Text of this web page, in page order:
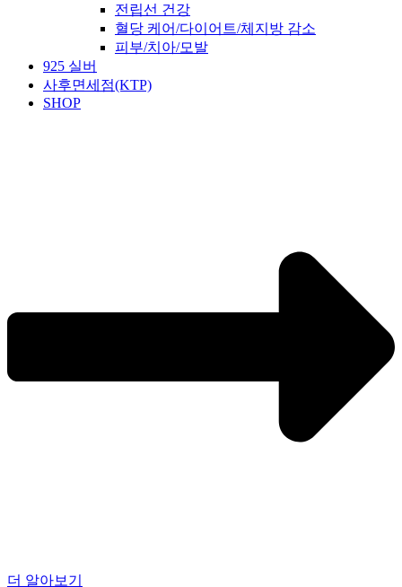
전립선 건강
혈당 케어/다이어트/체지방 감소
피부/치아/모발
925 실버
사후면세점(KTP)
SHOP
더 알아보기